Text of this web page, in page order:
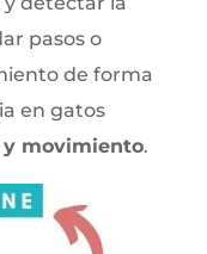
pasos o
de forma
en gatos
movimiento.